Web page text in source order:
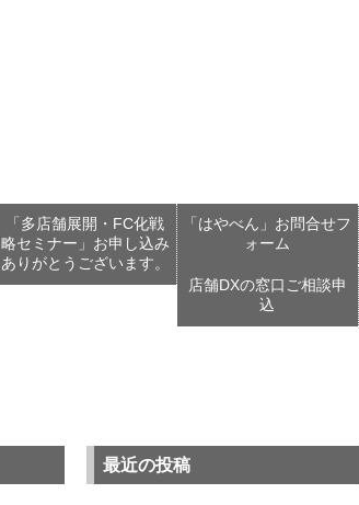
「多店舗展開・FC化戦
略セミナー」お申し込み
ありがとうございます。
「はやべん」お問合せフ
ォーム
店舗DXの窓口ご相談申
込
最近の投稿